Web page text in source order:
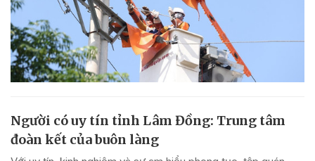
Người có uy tín tỉnh Lâm Đồng: Trung tâm
đoàn kết của buôn làng